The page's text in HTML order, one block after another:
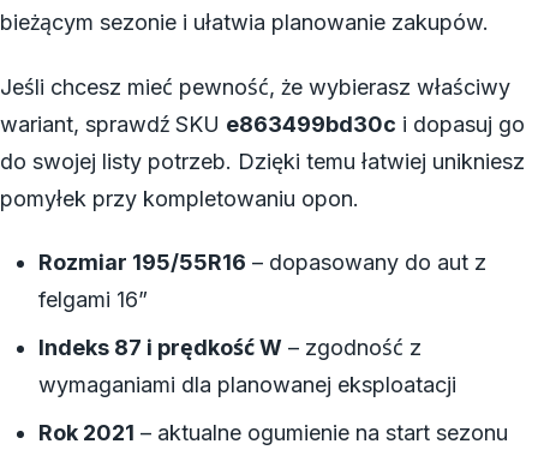
bieżącym sezonie i ułatwia planowanie zakupów.
Jeśli chcesz mieć pewność, że wybierasz właściwy
wariant, sprawdź SKU e863499bd30c i dopasuj go
do swojej listy potrzeb. Dzięki temu łatwiej unikniesz
pomyłek przy kompletowaniu opon.
Rozmiar 195/55R16 – dopasowany do aut z
felgami 16”
Indeks 87 i prędkość W– zgodność z
wymaganiami dla planowanej eksploatacji
Rok 2021 – aktualne ogumienie na start sezonu